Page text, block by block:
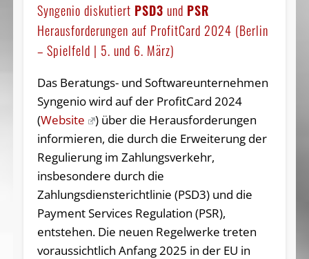
Syngenio diskutiert PSD3 und PSR
Herausforderungen auf ProfitCard 2024 (Berlin
– Spielfeld | 5. und 6. März)
Das Beratungs- und Softwareunternehmen
Syngenio wird auf der ProfitCard 2024
(Website
) über die Herausforderungen
informieren, die durch die Erweiterung der
Regulierung im Zahlungsverkehr,
insbesondere durch die
Zahlungsdiensterichtlinie (PSD3) und die
Payment Services Regulation (PSR),
entstehen. Die neuen Regelwerke treten
voraussichtlich Anfang 2025 in der EU in